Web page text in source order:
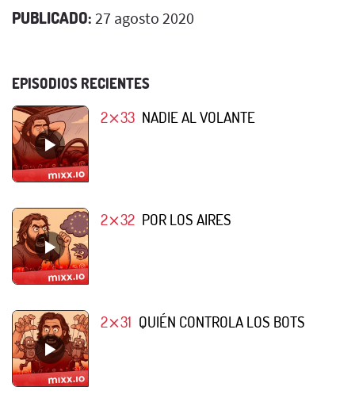
PUBLICADO: 27 agosto 2020
EPISODIOS RECIENTES
2⨯33 NADIE AL VOLANTE
2⨯32 POR LOS AIRES
2⨯31 QUIÉN CONTROLA LOS BOTS